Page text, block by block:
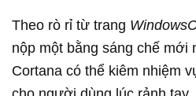
Theo rò rỉ từ trang
nộp một bằng sáng chế mới
Cortana có thể kiêm nhiệm